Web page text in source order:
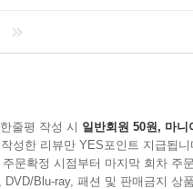
적인 성격 때문에 부하들이
멸적인 실책 목록은 민주주
불안정하다. 러시아, 중국, 이
줄평 작성 시 일반회원 50원, 마니
성한 리뷰만 YES포인트 지급됩니
문확정 시점부터 마지막 회차 주
DVD/Blu-ray, 패션 및 판매금지 상